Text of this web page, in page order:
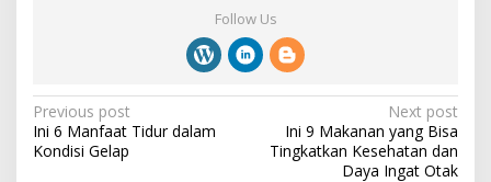
Follow Us
P
o
Previous post
Ini 6 Manfaat Tidur dalam
Kondisi Gelap
Next post
Ini 9 Makanan yang Bisa
Tingkatkan Kesehatan dan
Daya Ingat Otak